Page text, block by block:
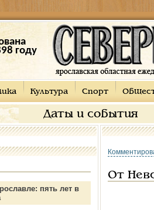
году
Культура Спорт
Даты и события
пять лет в
От